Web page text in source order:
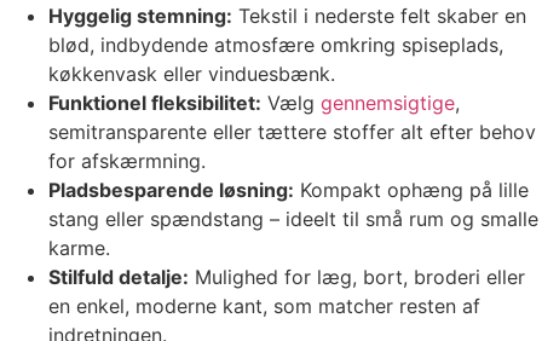
Hyggelig stemning: Tekstil i nederste felt skaber en
blød, indbydende atmosfære omkring spiseplads,
køkkenvask eller vinduesbænk.
Funktionel fleksibilitet: Vælg gennemsigtige,
semitransparente eller tættere stoffer alt efter behov
for afskærmning.
Pladsbesparende løsning: Kompakt ophæng på lille
stang eller spændstang – ideelt til små rum og smalle
karme.
Stilfuld detalje: Mulighed for læg, bort, broderi eller
en enkel, moderne kant, som matcher resten af
indretningen.